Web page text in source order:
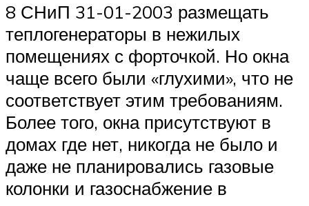
8 СНиП 31-01-2003 размещать
теплогенераторы в нежилых
помещениях с форточкой. Но окна
чаще всего были «глухими», что не
соответствует этим требованиям.
Более того, окна присутствуют в
домах где нет, никогда не было и
даже не планировались газовые
колонки и газоснабжение в